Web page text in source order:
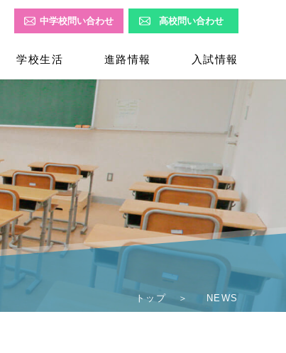
中学校問い合わせ 高校問い合わせ
学校生活 進路情報 入試情報
トップ NEWS